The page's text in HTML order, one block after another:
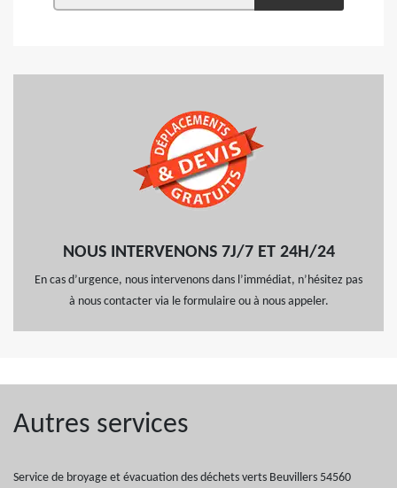
NOUS INTERVENONS 7J/7 ET 24H/24
En cas d’urgence, nous intervenons dans l’immédiat, n’hésitez pas
à nous contacter via le formulaire ou à nous appeler.
Autres services
Service de broyage et évacuation des déchets verts Beuvillers 54560